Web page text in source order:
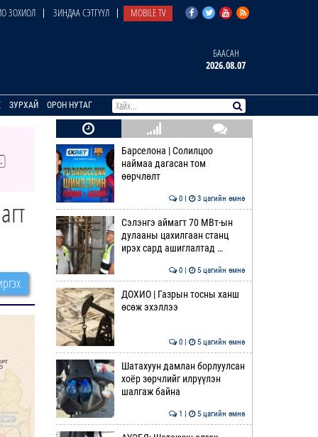
ЗОХИОЛ ЗИНДАА СЭТГҮҮЛ MOBILE TV
БААСАН
2026.08.07
ЗУРХАЙ ОРОН НУТАГ
Барселона | Солилцоо
наймаа дагасан том
өөрчлөлт
0 | 3 цагийн өмнө
Сэлэнгэ аймагт 70 МВт-ын
дулааны цахилгаан станц
ирэх сард ашиглалтад …
0 | 5 цагийн өмнө
ДОХИО | Газрын тосны ханш
өсөж эхэллээ
0 | 5 цагийн өмнө
Шатахуун дамлан борлуулсан
хоёр зөрчлийг илрүүлэн
шалгаж байна
1 | 5 цагийн өмнө